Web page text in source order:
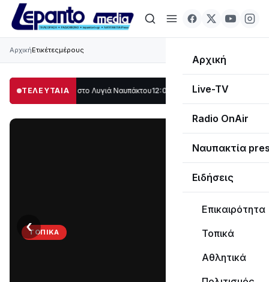
Αρχική
Live-TV
Radio OnAir
Ναυπακτία
Ειδήσεις
Επικαιρότητα
Τοπικά
Αθλητικά
ΑρχικήΕτικέτεςμέρους
ΤΕΛΕΥΤΑΙΑ
μέρος στο Λυγιά Ναυπάκτου12:08 Σε τροχιά υλοποίησης η
ΤΟΠΙΚΆ
‹